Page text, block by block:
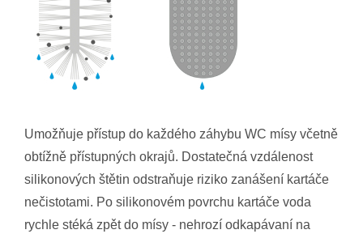
Umožňuje přístup do každého záhybu WC mísy včetně
obtížně přístupných okrajů. Dostatečná vzdálenost
silikonových štětin odstraňuje riziko zanášení kartáče
nečistotami. Po silikonovém povrchu kartáče voda
rychle stéká zpět do mísy - nehrozí odkapávaní na